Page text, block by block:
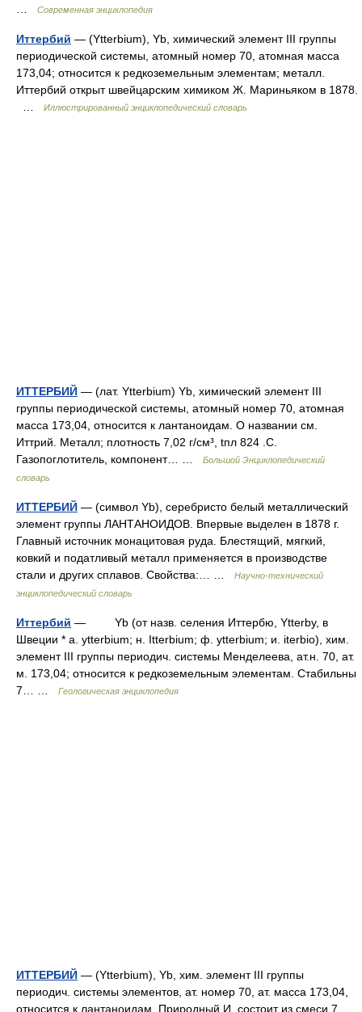
…
Современная энциклопедия
Иттербий — (Ytterbium), Yb, химический элемент III группы
периодической системы, атомный номер 70, атомная масса
173,04; относится к редкоземельным элементам; металл.
Иттербий открыт швейцарским химиком Ж. Мариньяком в 1878.
…
Иллюстрированный энциклопедический словарь
ИТТЕРБИЙ — (лат. Ytterbium) Yb, химический элемент III
группы периодической системы, атомный номер 70, атомная
масса 173,04, относится к лантаноидам. О названии см.
Иттрий. Металл; плотность 7,02 г/см³, tпл 824 .С.
Газопоглотитель, компонент… …
Большой Энциклопедический
словарь
ИТТЕРБИЙ — (символ Yb), серебристо белый металлический
элемент группы ЛАНТАНОИДОВ. Впервые выделен в 1878 г.
Главный источник монацитовая руда. Блестящий, мягкий,
ковкий и податливый металл применяется в производстве
стали и других сплавов. Свойства:… …
Научно-технический
энциклопедический словарь
Иттербий — Yb (от назв. селения Иттербю, Ytterby, в
Швеции * a. ytterbium; н. Itterbium; ф. ytterbium; и. iterbio), хим.
элемент III группы периодич. системы Mенделеева, ат.н. 70, ат.
м. 173,04; относится к редкоземельным элементам. Cтабильны
7… …
Геологическая энциклопедия
ИТТЕРБИЙ — (Ytterbium), Yb, хим. элемент III группы
периодич. системы элементов, ат. номер 70, ат. масса 173,04,
относится к лантаноидам. Природный И. состоит из смеси 7